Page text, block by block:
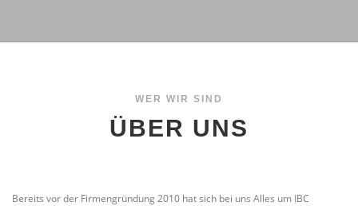
WER WIR SIND
ÜBER UNS
Bereits vor der Firmengründung 2010 hat sich bei uns Alles um IBC